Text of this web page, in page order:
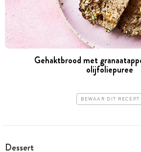
Gehaktbrood met
olijfoliepuree
BEWAAR DIT RECEPT
Dessert